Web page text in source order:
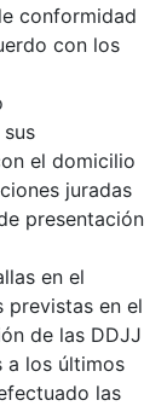
conformidad
con los
el domicilio
juradas
presentación
en el
previstas en el
de las DDJJ
a los últimos
las